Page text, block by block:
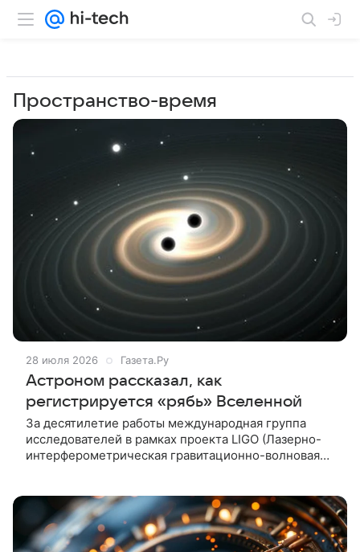
Пространство-время
28 июля 2026 Газета.Ру
Астроном рассказал, как
регистрируется «рябь» Вселенной
За десятилетие работы международная группа
исследователей в рамках проекта LIGO (Лазерно-
интерферометрическая гравитационно-волновая